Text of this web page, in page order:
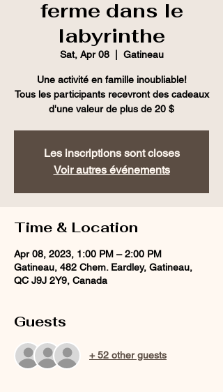
ferme dans le
labyrinthe
Sat, Apr 08
  |
Gatineau
Une activité en famille inoubliable!
Tous les participants recevront des cadeaux
d'une valeur de plus de 20 $
Les inscriptions sont closes
Voir autres événements
Time & Location
Apr 08, 2023, 1:00 PM – 2:00 PM
Gatineau, 482 Chem. Eardley, Gatineau,
QC J9J 2Y9, Canada
Guests
+ 52 other guests